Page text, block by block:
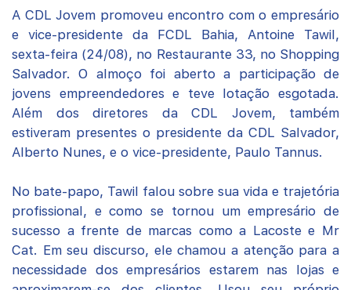
A CDL Jovem promoveu encontro com o empresário
e vice-presidente da FCDL Bahia, Antoine Tawil,
sexta-feira (24/08), no Restaurante 33, no Shopping
Salvador. O almoço foi aberto a participação de
jovens empreendedores e teve lotação esgotada.
Além dos diretores da CDL Jovem, também
estiveram presentes o presidente da CDL Salvador,
Alberto Nunes, e o vice-presidente, Paulo Tannus.
No bate-papo, Tawil falou sobre sua vida e trajetória
profissional, e como se tornou um empresário de
sucesso a frente de marcas como a Lacoste e Mr
Cat. Em seu discurso, ele chamou a atenção para a
necessidade dos empresários estarem nas lojas e